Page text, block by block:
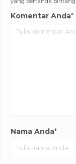
Komentar Anda*
Nama Anda*